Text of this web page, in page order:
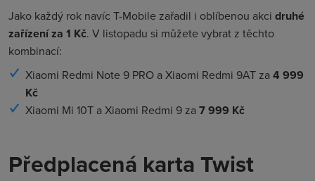
Jako každý rok navíc T-Mobile zařadil i oblíbenou akci druhé
zařízení za 1 Kč. V listopadu si můžete vybrat z těchto
kombinací:
Xiaomi Redmi Note 9 PRO a Xiaomi Redmi 9AT za4 999
Kč
Xiaomi Mi 10T a Xiaomi Redmi 9 za7 999 Kč
Předplacená karta Twist